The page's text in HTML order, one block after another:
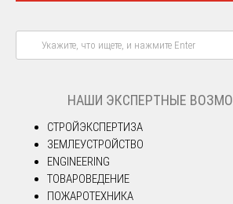
НАШИ ЭКСПЕРТНЫЕ
СТРОЙЭКСПЕРТИЗА
ЗЕМЛЕУСТРОЙСТВО
ENGINEERING
ТОВАРОВЕДЕНИЕ
ПОЖАРОТЕХНИКА